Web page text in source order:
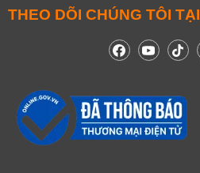
THEO DÕI CHÚNG TÔI TẠI